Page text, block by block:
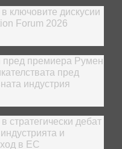
ключовите дискусии
Forum 2026
премиера Румен
пред
индустрия
стратегически дебат
и
в ЕС